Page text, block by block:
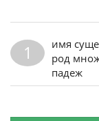
1
имя
род
падеж